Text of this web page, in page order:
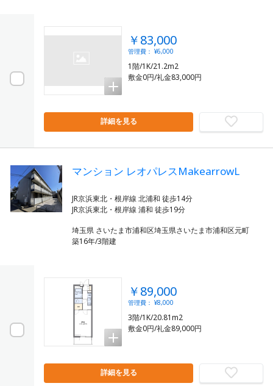
￥83,000
管理費： ¥6,000
1階/1K/21.2m2
敷金0円/礼金83,000円
詳細を見る
マンション レオパレスMakearrowL
JR京浜東北・根岸線 北浦和 徒歩14分
埼玉県 さいたま市浦和区埼玉県さいたま市浦和区元町
築16年/3階建
￥89,000
管理費： ¥8,000
3階/1K/20.81m2
敷金0円/礼金89,000円
詳細を見る